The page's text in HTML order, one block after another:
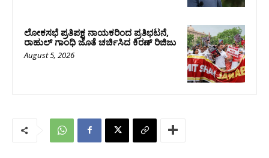
ಲೋಕಸಭೆ ಪ್ರತಿಪಕ್ಷ ನಾಯಕರಿಂದ ಪ್ರತಿಭಟನೆ,
ರಾಹುಲ್‌ ಗಾಂಧಿ ಜೊತೆ ಚರ್ಚಿಸಿದ ಕಿರಣ್‌ ರಿಜಿಜು
August 5, 2026